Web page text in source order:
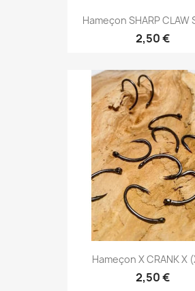
Hameçon SHARP CLAW
2,50 €
Hameçon X CRANK X
2,50 €